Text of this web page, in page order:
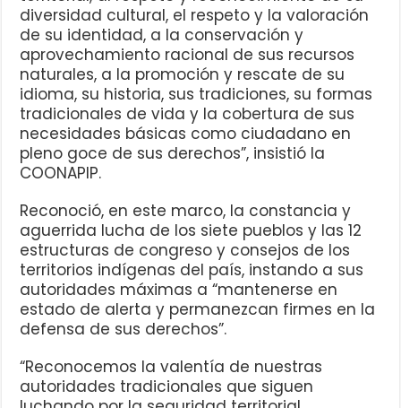
diversidad cultural, el respeto y la valoración
de su identidad, a la conservación y
aprovechamiento racional de sus recursos
naturales, a la promoción y rescate de su
idioma, su historia, sus tradiciones, su formas
tradicionales de vida y la cobertura de sus
necesidades básicas como ciudadano en
pleno goce de sus derechos”, insistió la
COONAPIP.
Reconoció, en este marco, la constancia y
aguerrida lucha de los siete pueblos y las 12
estructuras de congreso y consejos de los
territorios indígenas del país, instando a sus
autoridades máximas a “mantenerse en
estado de alerta y permanezcan firmes en la
defensa de sus derechos”.
“Reconocemos la valentía de nuestras
autoridades tradicionales que siguen